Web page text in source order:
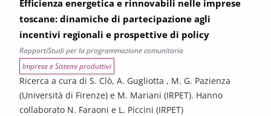
Efficienza energetica e rinnovabili nelle imprese
toscane: dinamiche di partecipazione agli
incentivi regionali e prospettive di policy
RapportiStudi per la programmazione comunitaria
Imprese e Sistemi produttivi
Ricerca a cura di S. Clò, A. Gugliotta , M. G. Pazienza
(Università di Firenze) e M. Mariani (IRPET). Hanno
collaborato N. Faraoni e L. Piccini (IRPET)